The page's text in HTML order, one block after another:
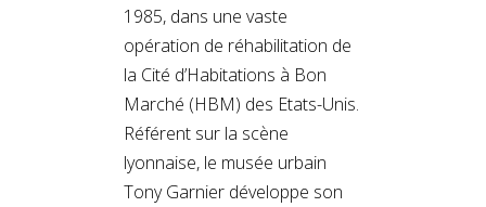
1985, dans une vaste
opération de réhabilitation de
la Cité d’Habitations à Bon
Marché (HBM) des Etats-Unis.
Référent sur la scène
lyonnaise, le musée urbain
Tony Garnier développe son